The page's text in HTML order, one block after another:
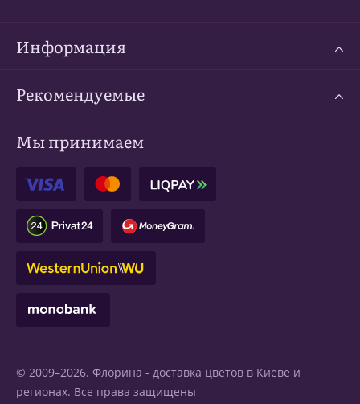
Информация
Рекомендуемые
Мы принимаем
© 2009–2026. Флорина - доставка цветов в Киеве и
регионах. Все права защищены